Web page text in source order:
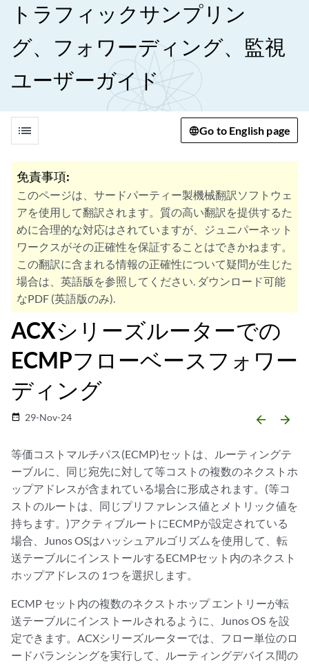
トラフィックサンプリン
グ、フォワーディング、監視
ユーザーガイド
list Go to English page
免責事項:
このページは、サードパーティー製機械翻訳ソフトウェ
アを使用して翻訳されます。質の高い翻訳を提供するた
めに合理的な対応はされていますが、ジュニパーネット
ワークスがその正確性を保証することはできかねます。
この翻訳に含まれる情報の正確性について疑問が生じた
場合は、英語版を参照してください. ダウンロード可能
なPDF (英語版のみ).
ACXシリーズルーターでの
ECMPフローベースフォワー
ディング
date_range 29-Nov-24 arrow_backward arrow_forward
等価コストマルチパス(ECMP)セットは、ルーティングテ
ーブルに、同じ宛先に対して等コストの複数のネクストホ
ップアドレスが含まれている場合に形成されます。(等コ
ストのルートは、同じプリファレンス値とメトリック値を
持ちます。)アクティブルートにECMPが設定されている
場合、Junos OSはハッシュアルゴリズムを使用して、転
送テーブルにインストールするECMPセット内のネクスト
ホップアドレスの 1つ を選択します。
ECMP セット内の複数のネクストホップ エントリーが転
送テーブルにインストールされるように、Junos OS を設
定できます。ACXシリーズルーターでは、フロー単位のロ
ードバランシングを実行して、ルーティングデバイス間の